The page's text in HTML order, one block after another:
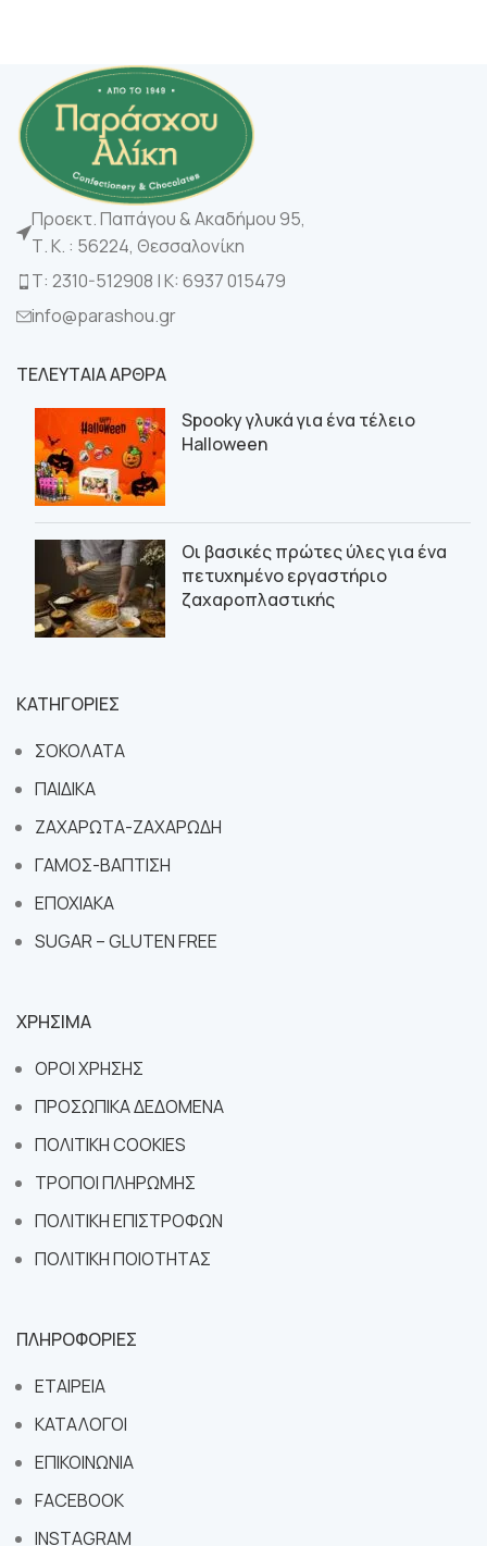
Προεκτ. Παπάγου & Ακαδήμου 95,
Τ. Κ. : 56224, Θεσσαλονίκη
Τ: 2310-512908 | K: 6937 015479
info@parashou.gr
ΤΕΛΕΥΤΑΙΑ ΑΡΘΡΑ
Spooky γλυκά για ένα τέλειο
Halloween
Οι βασικές πρώτες ύλες για ένα
πετυχημένο εργαστήριο
ζαχαροπλαστικής
ΚΑΤΗΓΟΡΙΕΣ
ΣΟΚΟΛΑΤΑ
ΠΑΙΔΙΚΑ
ΖΑΧΑΡΩΤΑ-ΖΑΧΑΡΩΔΗ
ΓΑΜΟΣ-ΒΑΠΤΙΣΗ
ΕΠΟΧΙΑΚΑ
SUGAR – GLUTEN FREE
ΧΡΗΣΙΜΑ
ΟΡΟΙ ΧΡΗΣΗΣ
ΠΡΟΣΩΠΙΚΑ ΔΕΔΟΜΕΝΑ
ΠΟΛΙΤΙΚΗ COOKIES
ΤΡΟΠΟΙ ΠΛΗΡΩΜΗΣ
ΠΟΛΙΤΙΚΗ ΕΠΙΣΤΡΟΦΩΝ
ΠΟΛΙΤΙΚΗ ΠΟΙΟΤΗΤΑΣ
ΠΛΗΡΟΦΟΡΙΕΣ
ΕΤΑΙΡΕΙΑ
ΚΑΤΑΛΟΓΟΙ
ΕΠΙΚΟΙΝΩΝΙΑ
FACEBOOK
INSTAGRAM